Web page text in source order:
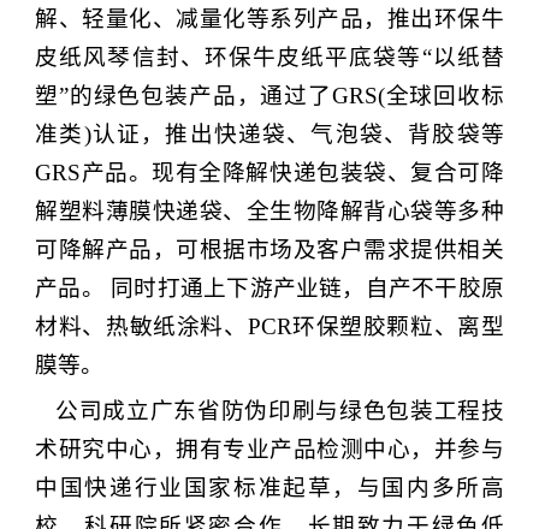
解、轻量化、减量化等系列产品， 推出环保牛
皮纸风琴信封、环保牛皮纸平底袋等“以纸替
塑”的绿色包装产品，通过了GRS(全球回收标
准类)认证，推出快递袋、气泡袋、背胶袋等
GRS产品。现有全降解快递包装袋、复合可降
解塑料薄膜快递袋、全生物降解背心袋等多种
可降解产品，可根据市场及客户需求提供相关
产品。
同时打通上下游产业链，自产不干胶原
材料、热敏纸涂料、 PCR环保塑胶颗粒、离型
膜等。
公司成立广东省防伪印刷与绿色包装工程技
术研究中心，拥有专业产品检测中心，并参与
中国快递行业国家标准起草，与国内多所高